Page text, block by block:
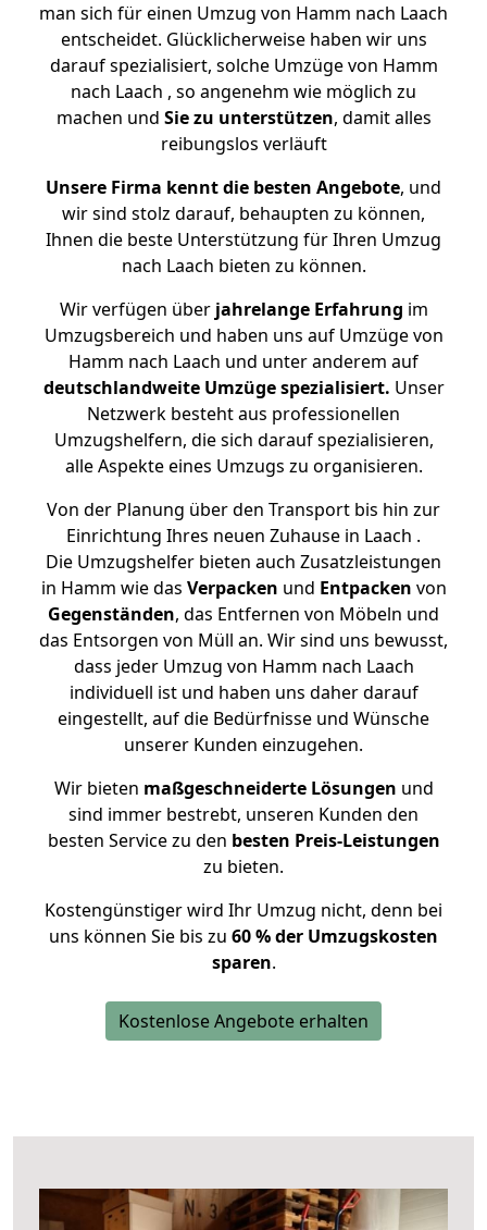
man sich für einen Umzug von Hamm nach Laach
entscheidet. Glücklicherweise haben wir uns
darauf spezialisiert, solche Umzüge von Hamm
nach Laach , so angenehm wie möglich zu
machen und Sie zu unterstützen, damit alles
reibungslos verläuft
Unsere Firma kennt die besten Angebote, und
wir sind stolz darauf, behaupten zu können,
Ihnen die beste Unterstützung für Ihren Umzug
nach Laach bieten zu können.
Wir verfügen überjahrelange Erfahrung im
Umzugsbereich und haben uns auf Umzüge von
Hamm nach Laach und unter anderem auf
deutschlandweite Umzüge spezialisiert. Unser
Netzwerk besteht aus professionellen
Umzugshelfern, die sich darauf spezialisieren,
alle Aspekte eines Umzugs zu organisieren.
Von der Planung über den Transport bis hin zur
Einrichtung Ihres neuen Zuhause in Laach .
Die Umzugshelfer bieten auch Zusatzleistungen
in Hamm wie das Verpacken und Entpacken von
Gegenständen, das Entfernen von Möbeln und
das Entsorgen von Müll an. Wir sind uns bewusst,
dass jeder Umzug von Hamm nach Laach
individuell ist und haben uns daher darauf
eingestellt, auf die Bedürfnisse und Wünsche
unserer Kunden einzugehen.
Wir bieten maßgeschneiderte Lösungen und
sind immer bestrebt, unseren Kunden den
besten Service zu den besten Preis-Leistungen
zu bieten.
Kostengünstiger wird Ihr Umzug nicht, denn bei
uns können Sie bis zu 60 % der Umzugskosten
sparen.
Kostenlose Angebote erhalten